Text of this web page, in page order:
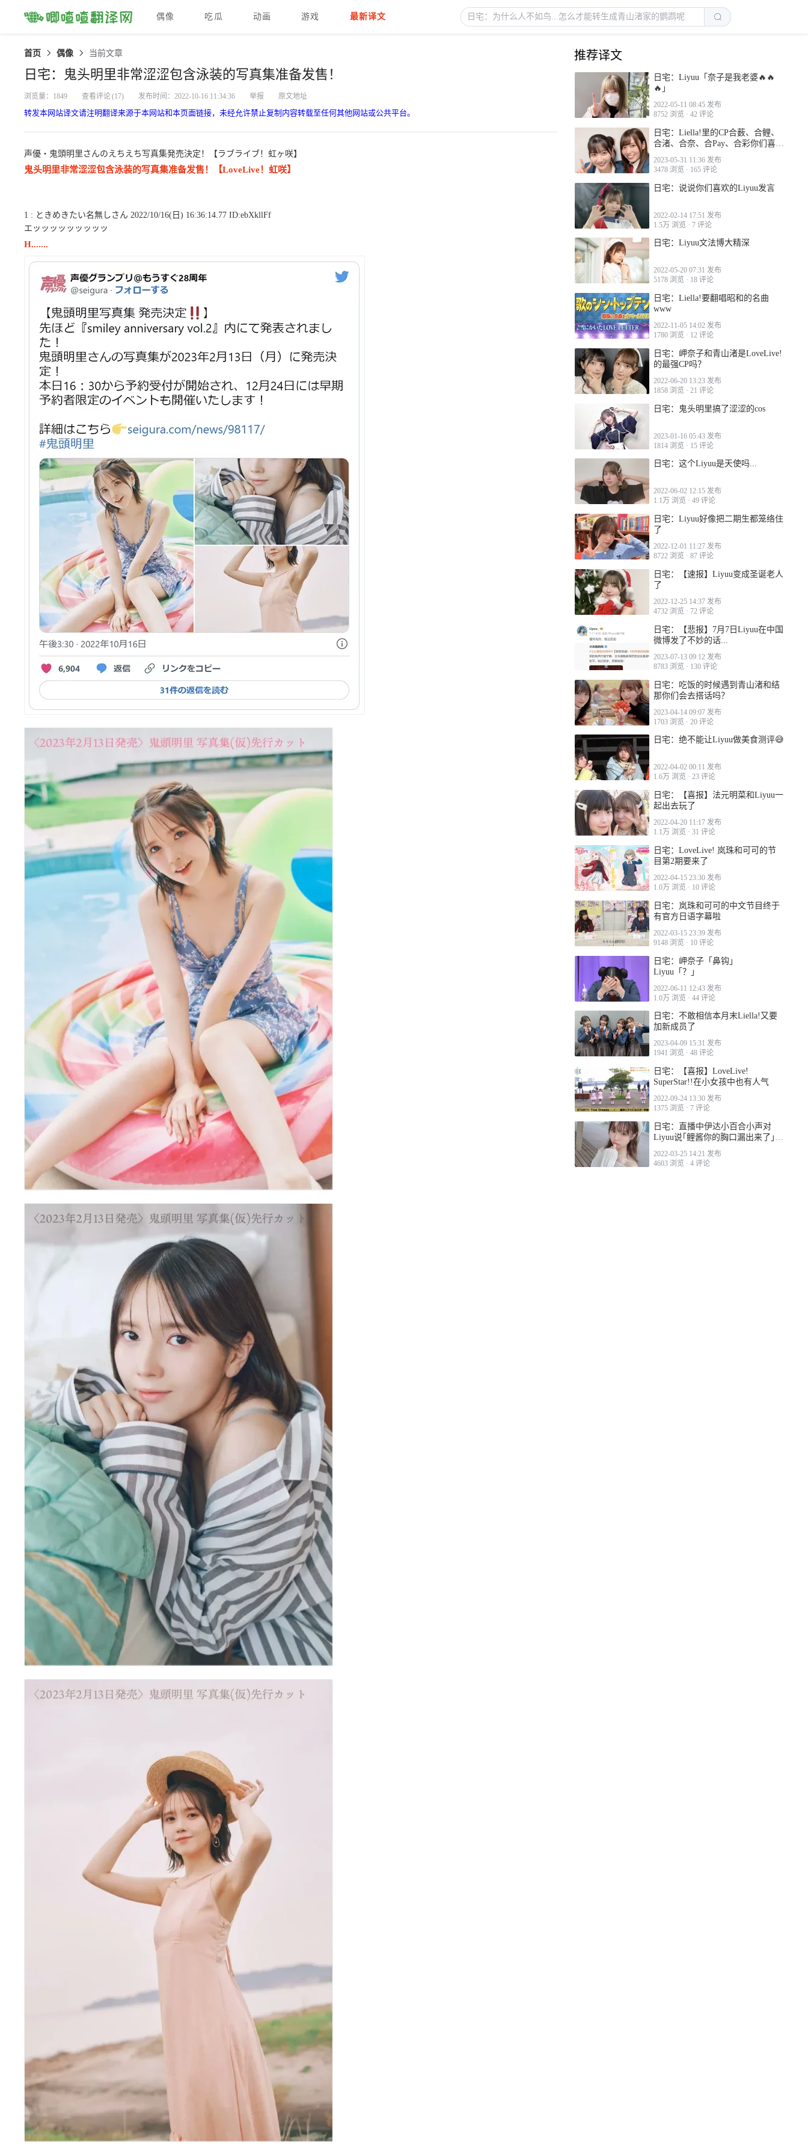
偶像 吃瓜 动画 游戏 最新译文
首页 偶像 当前文章
日宅：鬼头明里非常涩涩包含泳装的写真集准备发售！
浏览量：1849 查看评论(17) 发布时间：2022-10-16 11:34:36 举报 原文地址
转发本网站译文请注明翻译来源于本网站和本页面链接，未经允许禁止复制内容转载至任何其他网站或公共平台。
声優・鬼頭明里さんのえちえち写真集発売決定！【ラブライブ！虹ヶ咲】
鬼头明里非常涩涩包含泳装的写真集准备发售！【LoveLive！虹咲】
1 : ときめきたい名無しさん 2022/10/16(日) 16:36:14.77 ID:ebXkllFf
エッッッッッッッッッ
H.......
推荐译文
日宅：Liyuu「奈子是我老婆🔥🔥
🔥」
2022-05-11 08:45 发布
8752 浏览 · 42 评论
日宅：Liella!里的CP合薮、合鲤、
合渚、合奈、合Pay、合彩你们喜欢
2023-05-31 11:36 发布
3478 浏览 · 165 评论
日宅：说说你们喜欢的Liyuu发言
2022-02-14 17:51 发布
1.5万 浏览 · 7 评论
日宅：Liyuu文法博大精深
2022-05-20 07:31 发布
5178 浏览 · 18 评论
日宅：Liella!要翻唱昭和的名曲
www
2022-11-05 14:02 发布
1780 浏览 · 12 评论
日宅：岬奈子和青山渚是LoveLive!
的最强CP吗？
2022-06-20 13:23 发布
1858 浏览 · 21 评论
日宅：鬼头明里搞了涩涩的cos
2023-01-16 05:43 发布
1814 浏览 · 15 评论
日宅：这个Liyuu是天使吗...
2022-06-02 12:15 发布
1.1万 浏览 · 49 评论
日宅：Liyuu好像把二期生都笼络住
了
2022-12-01 11:27 发布
8722 浏览 · 87 评论
日宅：【速报】Liyuu变成圣诞老人
了
2022-12-25 14:37 发布
4732 浏览 · 72 评论
日宅：【悲报】7月7日Liyuu在中国
微博发了不妙的话...
2023-07-13 09:12 发布
8783 浏览 · 130 评论
日宅：吃饭的时候遇到青山渚和结
那你们会去搭话吗？
2023-04-14 09:07 发布
1703 浏览 · 20 评论
日宅：绝不能让Liyuu做美食测评😅
2022-04-02 00:11 发布
1.6万 浏览 · 23 评论
日宅：【喜报】法元明菜和Liyuu一
起出去玩了
2022-04-20 11:17 发布
1.1万 浏览 · 31 评论
日宅：LoveLive! 岚珠和可可的节
目第2期要来了
2022-04-15 23:30 发布
1.0万 浏览 · 10 评论
日宅：岚珠和可可的中文节目终于
有官方日语字幕啦
2022-03-15 23:39 发布
9148 浏览 · 10 评论
日宅：岬奈子「鼻钩」
Liyuu「？」
2022-06-11 12:43 发布
1.0万 浏览 · 44 评论
日宅：不敢相信本月末Liella!又要
加新成员了
2023-04-09 15:31 发布
1941 浏览 · 48 评论
日宅：【喜报】LoveLive!
SuperStar!!在小女孩中也有人气
2022-09-24 13:30 发布
1375 浏览 · 7 评论
日宅：直播中伊达小百合小声对
Liyuu说｢鲤酱你的胸口漏出来了｣的
2022-03-25 14:21 发布
4603 浏览 · 4 评论